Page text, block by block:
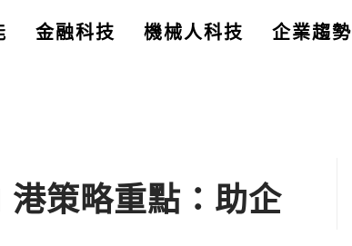
金融科技 機械人科技 企業趨勢
策略重點：助企